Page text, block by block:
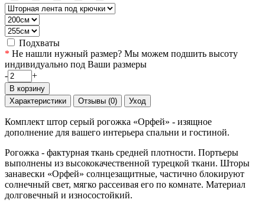
Подхваты
* Не нашли нужный размер? Мы можем подшить высоту
индивидуально под Ваши размеры
-
+
В корзину
Характеристики
Отзывы (0) Уход
Комплект штор серый рогожка «Орфей» - изящное
дополнение для вашего интерьера спальни и гостиной.
Рогожка - фактурная ткань средней плотности. Портьеры
выполнены из высококачественной турецкой ткани. Шторы
занавески «Орфей» солнцезащитные, частично блокируют
солнечный свет, мягко рассеивая его по комнате. Материал
долговечный и износостойкий.